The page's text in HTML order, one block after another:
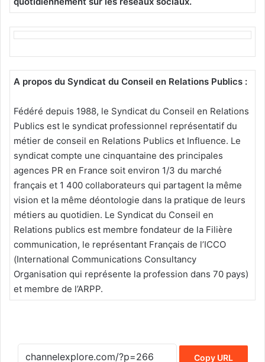
A propos du Syndicat du Conseil en Relations Publics :
Fédéré depuis 1988, le Syndicat du Conseil en Relations
Publics est le syndicat professionnel représentatif du
métier de conseil en Relations Publics et Influence. Le
syndicat compte une cinquantaine des principales
agences PR en France soit environ 1/3 du marché
français et 1 400 collaborateurs qui partagent la même
vision et la même déontologie dans la pratique de leurs
métiers au quotidien. Le Syndicat du Conseil en
Relations publics est membre fondateur de la Filière
communication, le représentant Français de l’ICCO
(International Communications Consultancy
Organisation qui représente la profession dans 70 pays)
et membre de l’ARPP.
Copy URL